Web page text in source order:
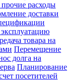
расходы
доставки
товара на
Перемещение
долга на
Планирование
посетителей